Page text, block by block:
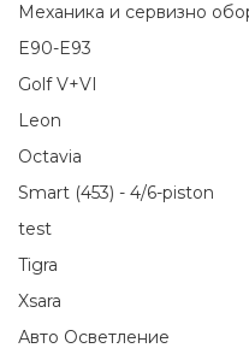
Механика и сервизно
E90-E93
Golf V+VI
Leon
Octavia
Smart (453) - 4/6-piston
test
Tigra
Xsara
Авто Осветление